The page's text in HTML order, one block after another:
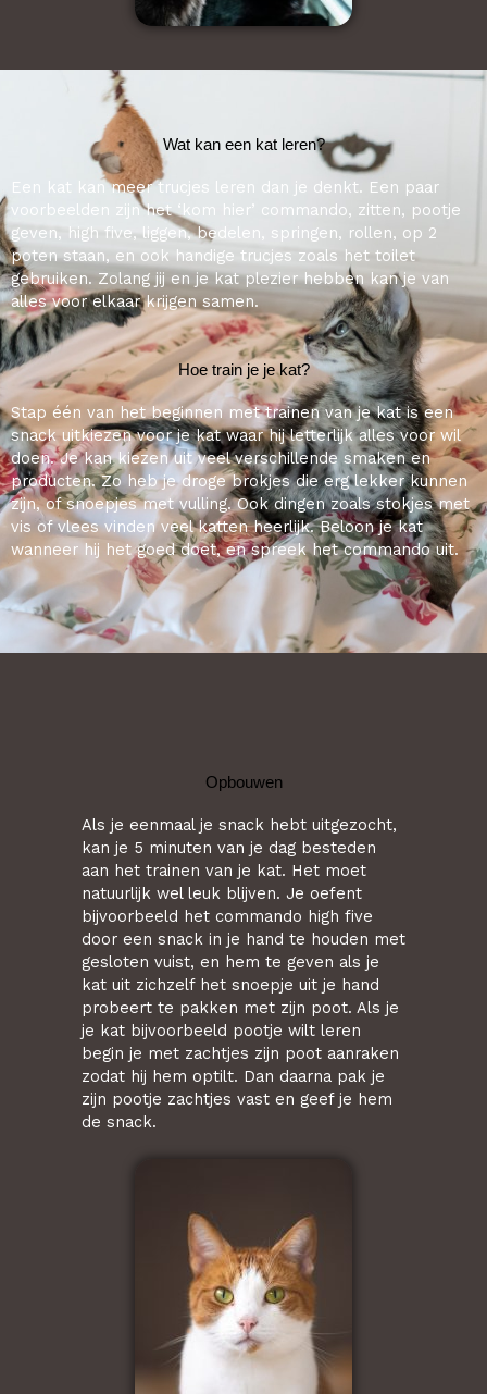
Wat kan een kat leren?
Een kat kan meer trucjes leren dan je denkt. Een paar
voorbeelden zijn het ‘kom hier’ commando, zitten, pootje
geven, high five, liggen, bedelen, springen, rollen, op 2
poten staan, en ook handige trucjes zoals het toilet
gebruiken. Zolang jij en je kat plezier hebben kan je van
alles voor elkaar krijgen samen.
Hoe train je je kat?
Stap één van het beginnen met trainen van je kat is een
snack uitkiezen voor je kat waar hij letterlijk alles voor wil
doen. Je kan kiezen uit veel verschillende smaken en
producten. Zo heb je droge brokjes die erg lekker kunnen
zijn, of snoepjes met vulling. Ook dingen zoals stokjes met
vis of vlees vinden veel katten heerlijk. Beloon je kat
wanneer hij het goed doet, en spreek het commando uit.
Opbouwen
Als je eenmaal je snack hebt uitgezocht,
kan je 5 minuten van je dag besteden
aan het trainen van je kat. Het moet
natuurlijk wel leuk blijven. Je oefent
bijvoorbeeld het commando high five
door een snack in je hand te houden met
gesloten vuist, en hem te geven als je
kat uit zichzelf het snoepje uit je hand
probeert te pakken met zijn poot. Als je
je kat bijvoorbeeld pootje wilt leren
begin je met zachtjes zijn poot aanraken
zodat hij hem optilt. Dan daarna pak je
zijn pootje zachtjes vast en geef je hem
de snack.